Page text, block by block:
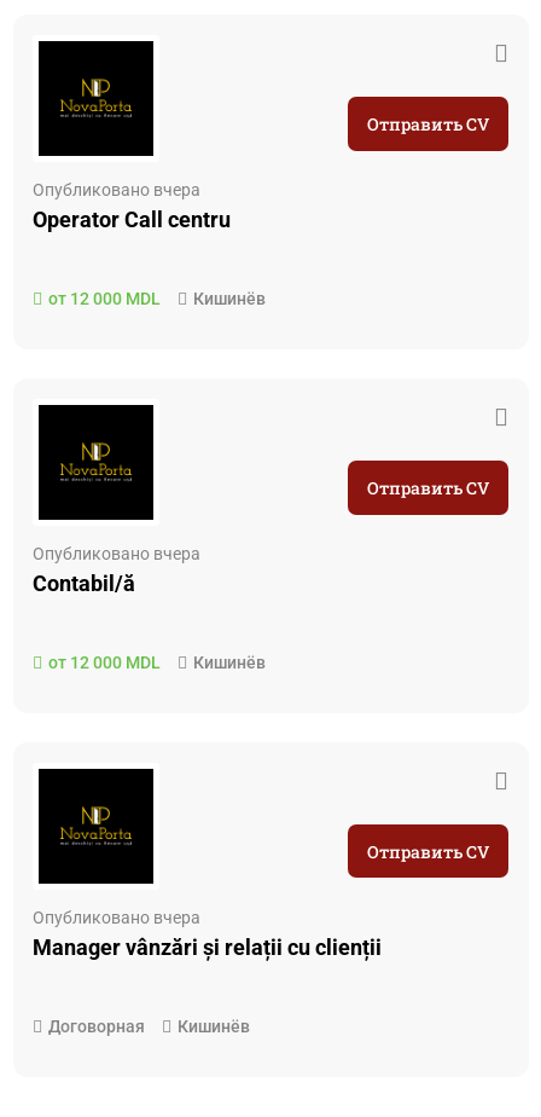
Опубликовано вчера
Operator Call centru
от 12 000 MDL Кишинёв
Отправить CV
Опубликовано вчера
Contabil/ă
от 12 000 MDL Кишинёв
Отправить CV
Опубликовано вчера
Manager vânzări și relații cu clienții
Договорная Кишинёв
Отправить CV